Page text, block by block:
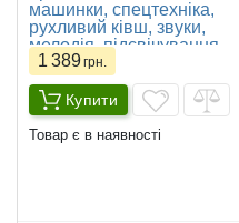
машинки, спецтехніка,
рухливий ківш, звуки,
мелодія, підсвічування,
в коробці
1 389грн.
Купити
Товар є в наявності